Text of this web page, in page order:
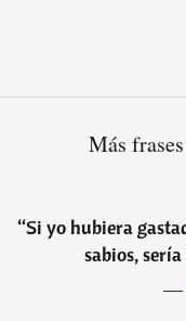
Más
“Si yo hubiera
sabios,
―